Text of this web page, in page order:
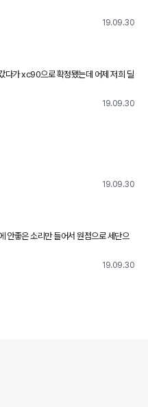
19.09.30
으로 확정됐는데 어제 저희 딜
19.09.30
19.09.30
안좋은 소리만 들어서 원점으로 세단으
19.09.30